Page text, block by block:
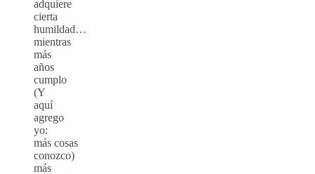
adquiere
cierta
humildad…
mientras
más
años
cumplo
(Y
aquí
agrego
yo:
más cosas
conozco)
más